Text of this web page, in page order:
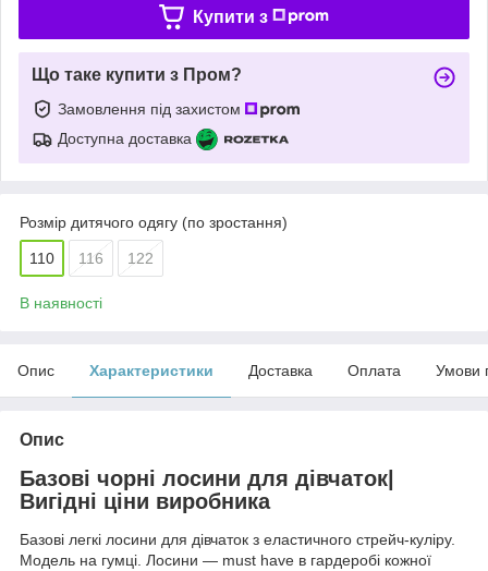
Купити з
Що таке купити з Пром?
Замовлення під захистом
Доступна доставка
Розмір дитячого одягу (по зростання)
110 116 122
В наявності
Опис Характеристики Доставка Оплата Умови
Опис
Базові чорні лосини для дівчаток|
Вигідні ціни виробника
Базові легкі лосини для дівчаток з еластичного стрейч-куліру.
Модель на гумці. Лосини — must have в гардеробі кожної